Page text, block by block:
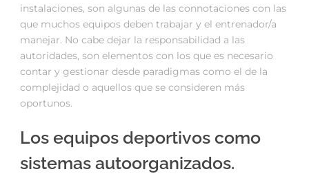
instalaciones, son algunas de las connotaciones con las
que muchos equipos deben trabajar y el entrenador/a
manejar. No cabe dejar la responsabilidad a las
autoridades, son elementos con los que es necesario
contar y gestionar desde paradigmas como el de la
complejidad o aquellos que se consideren más
oportunos.
Los equipos deportivos como
sistemas autoorganizados.